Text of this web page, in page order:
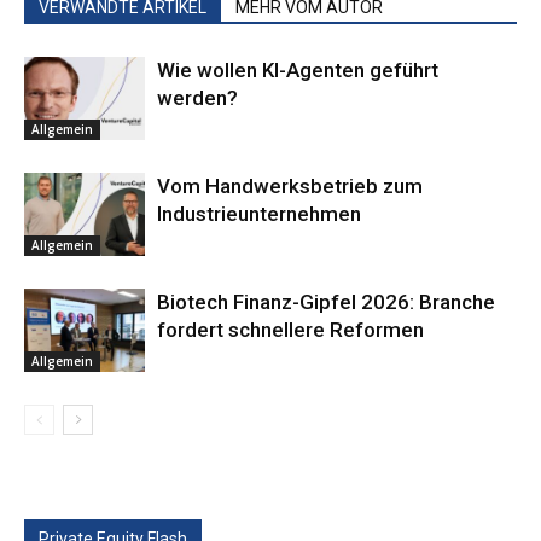
VERWANDTE ARTIKEL MEHR VOM AUTOR
Allgemein
Wie wollen KI-Agenten geführt
werden?
Allgemein
Vom Handwerksbetrieb zum
Industrieunternehmen
Allgemein
Biotech Finanz-Gipfel 2026: Branche
fordert schnellere Reformen